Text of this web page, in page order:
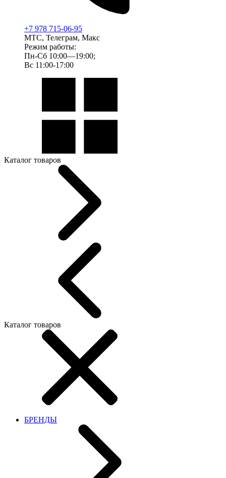
+7 978 715-06-95
МТС, Телеграм, Макс
Режим работы:
Пн-Сб 10:00—19:00;
Вс 11:00-17:00
Каталог товаров
Каталог товаров
БРЕНДЫ